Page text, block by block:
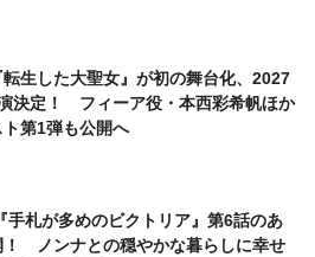
生した大聖女』が初の舞台化、2027
決定！ フィーア役・本西彩希帆ほか
第1弾も公開へ
手札が多めのビクトリア』第6話のあ
！ ノンナとの穏やかな暮らしに幸せ